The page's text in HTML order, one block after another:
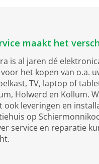
maakt het
is al jaren dé
het kopen van o.a.
TV, laptop of
Holwerd en Kollum.
ook leveringen en
op
service en reparatie